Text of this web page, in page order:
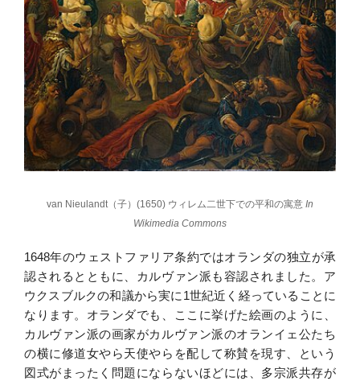
van Nieulandt（子）(1650) ウィレム二世下での平和の寓意 In
Wikimedia Commons
1648年のウェストファリア条約ではオランダの独立が承
認されるとともに、カルヴァン派も容認されました。ア
ウクスブルクの和議から実に1世紀近く経っていることに
なります。オランダでも、ここに挙げた絵画のように、
カルヴァン派の画家がカルヴァン派のオランイェ公たち
の横に修道女やら天使やらを配して称賛を現す、という
図式がまったく問題にならないほどには、多宗派共存が